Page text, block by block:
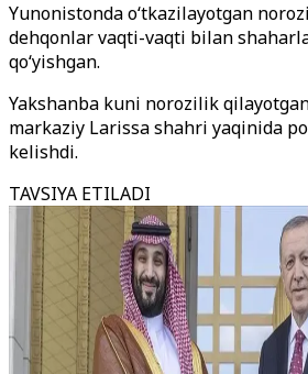
Yunonistonda o‘tkazilayotgan
dehqonlar vaqti-vaqti bilan
qo‘yishgan.
Yakshanba kuni norozilik
markaziy Larissa shahri yaqinida
kelishdi.
TAVSIYA ETILADI